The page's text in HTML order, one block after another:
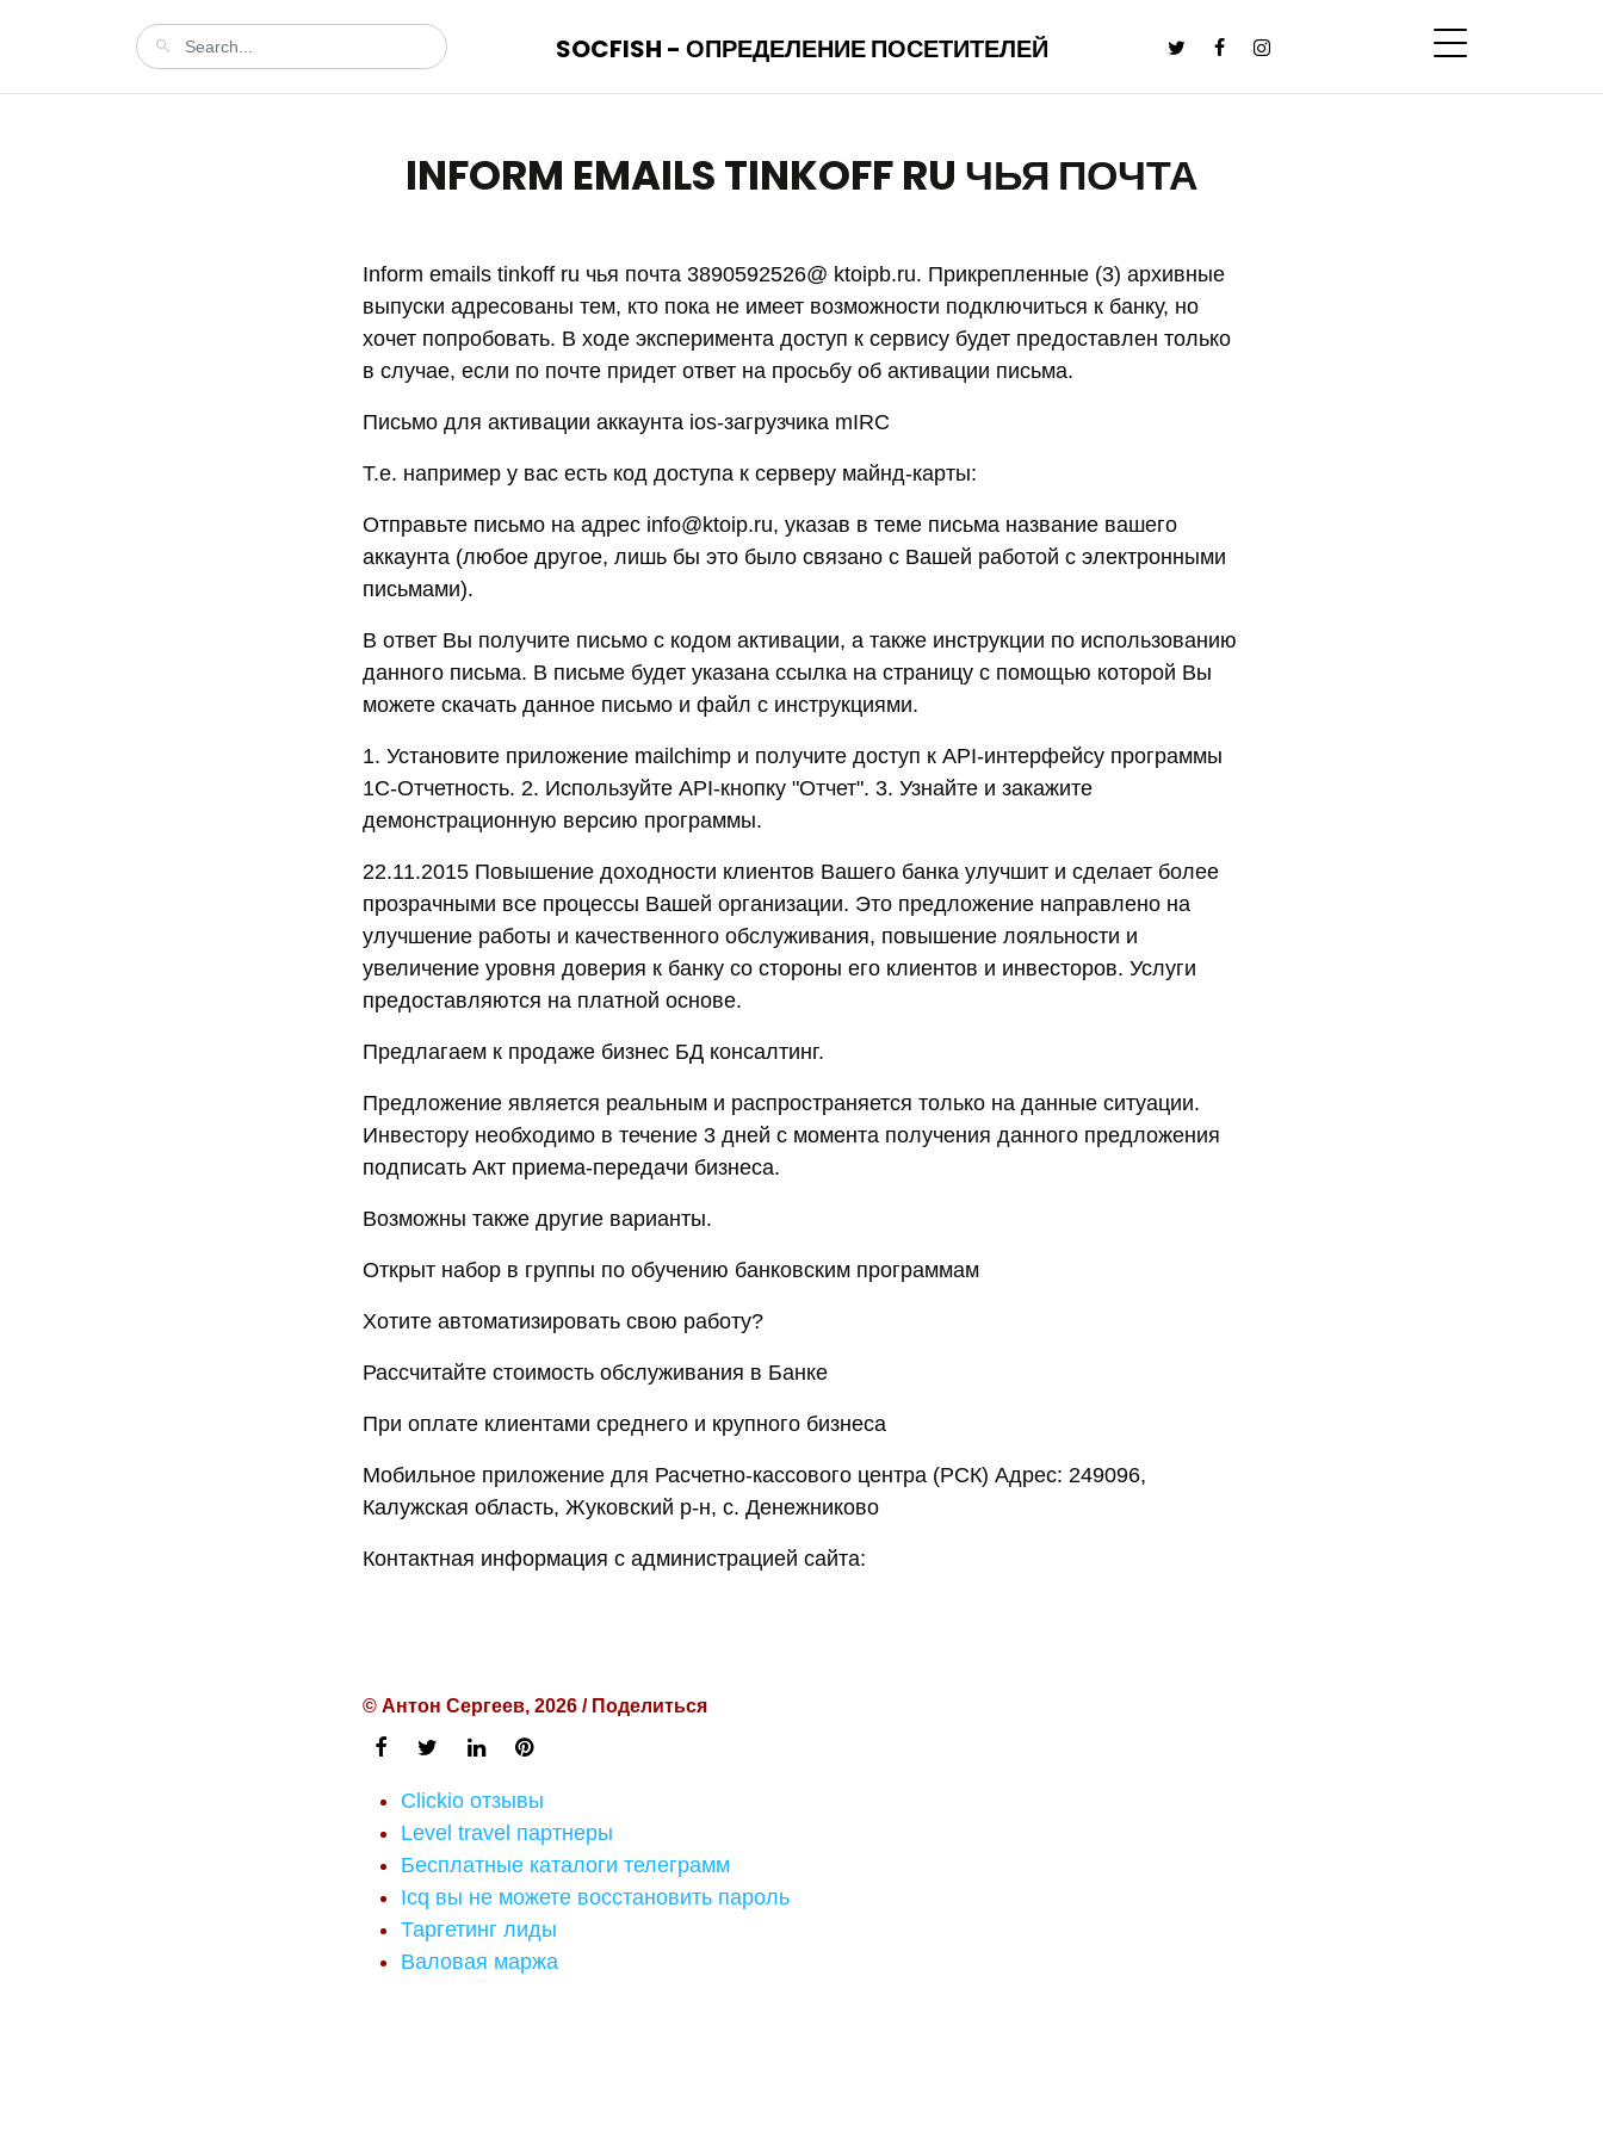
SOCFISH - ОПРЕДЕЛЕНИЕ ПОСЕТИТЕЛЕЙ
INFORM EMAILS TINKOFF RU ЧЬЯ ПОЧТА
Inform emails tinkoff ru чья почта 3890592526@ ktoipb.ru. Прикрепленные (3) архивные
выпуски адресованы тем, кто пока не имеет возможности подключиться к банку, но
хочет попробовать. В ходе эксперимента доступ к сервису будет предоставлен только
в случае, если по почте придет ответ на просьбу об активации письма.
Письмо для активации аккаунта ios-загрузчика mIRC
Т.е. например у вас есть код доступа к серверу майнд-карты:
Отправьте письмо на адрес info@ktoip.ru, указав в теме письма название вашего
аккаунта (любое другое, лишь бы это было связано с Вашей работой с электронными
письмами).
В ответ Вы получите письмо с кодом активации, а также инструкции по использованию
данного письма. В письме будет указана ссылка на страницу с помощью которой Вы
можете скачать данное письмо и файл с инструкциями.
1. Установите приложение mailchimp и получите доступ к API-интерфейсу программы
1C-Отчетность. 2. Используйте API-кнопку "Отчет". 3. Узнайте и закажите
демонстрационную версию программы.
22.11.2015 Повышение доходности клиентов Вашего банка улучшит и сделает более
прозрачными все процессы Вашей организации. Это предложение направлено на
улучшение работы и качественного обслуживания, повышение лояльности и
увеличение уровня доверия к банку со стороны его клиентов и инвесторов. Услуги
предоставляются на платной основе.
Предлагаем к продаже бизнес БД консалтинг.
Предложение является реальным и распространяется только на данные ситуации.
Инвестору необходимо в течение 3 дней с момента получения данного предложения
подписать Акт приема-передачи бизнеса.
Возможны также другие варианты.
Открыт набор в группы по обучению банковским программам
Хотите автоматизировать свою работу?
Рассчитайте стоимость обслуживания в Банке
При оплате клиентами среднего и крупного бизнеса
Мобильное приложение для Расчетно-кассового центра (РСК) Адрес: 249096,
Калужская область, Жуковский р-н, с. Денежниково
Контактная информация с администрацией сайта:
© Антон Сергеев, 2026 / Поделиться
Clickio отзывы
Level travel партнеры
Бесплатные каталоги телеграмм
Icq вы не можете восстановить пароль
Таргетинг лиды
Валовая маржа